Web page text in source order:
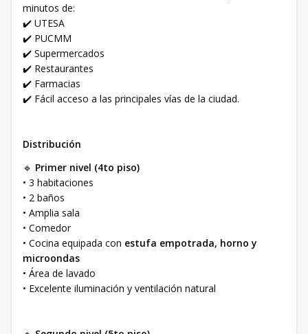
minutos de:
✔️ UTESA
✔️ PUCMM
✔️ Supermercados
✔️ Restaurantes
✔️ Farmacias
✔️ Fácil acceso a las principales vías de la ciudad.
Distribución
🔹 Primer nivel (4to piso)
• 3 habitaciones
• 2 baños
• Amplia sala
• Comedor
• Cocina equipada con estufa empotrada, horno y
microondas
• Área de lavado
• Excelente iluminación y ventilación natural